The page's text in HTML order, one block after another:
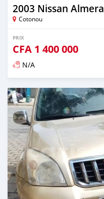
2003 Nissan Almera
Cotonou
PRIX
CFA 1 400 000
N/A
Publié il y a environ 4 ans